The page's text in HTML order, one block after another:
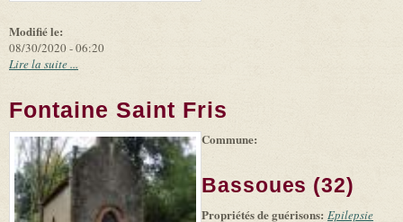
Modifié le:
08/30/2020 - 06:20
Lire la suite ...
Fontaine Saint Fris
-
Leaflet (link is
|
Tiles
(link is
external)
©
Microsoft
and
suppliers
Commune:
Bassoues (32)
Propriétés de guérisons: Epilepsie